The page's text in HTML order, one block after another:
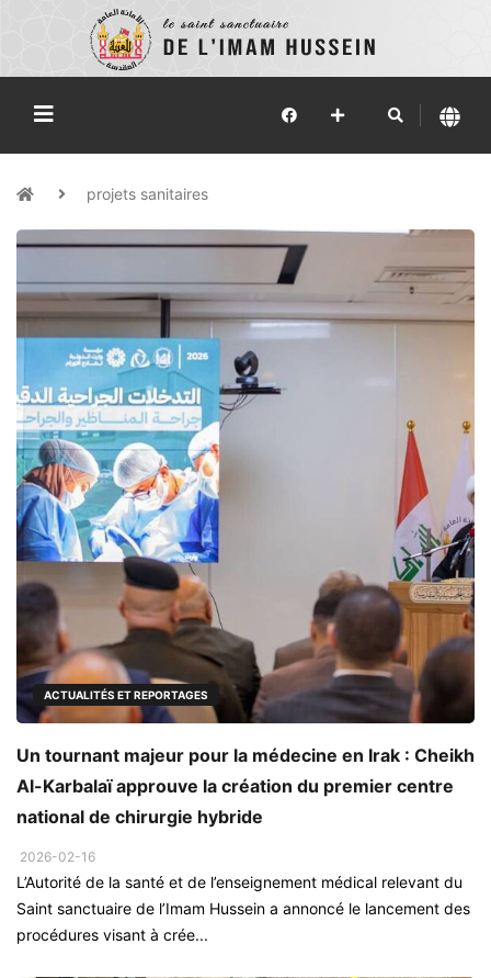
projets sanitaires
ACTUALITÉS ET REPORTAGES
Un tournant majeur pour la médecine en Irak : Cheikh
Al-Karbalaï approuve la création du premier centre
national de chirurgie hybride
2026-02-16
L’Autorité de la santé et de l’enseignement médical relevant du
Saint sanctuaire de l’Imam Hussein a annoncé le lancement des
procédures visant à crée...